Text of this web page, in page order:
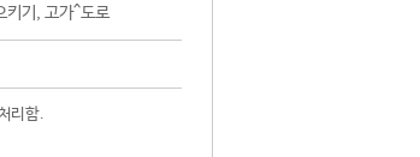
키기, 고가^도로
리함.